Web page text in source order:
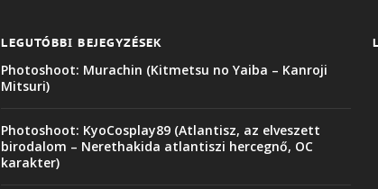
LEGUTÓBBI BEJEGYZÉSEK
Photoshoot: Murachin (Kitmetsu no Yaiba – Kanroji
Mitsuri)
Photoshoot: KyoCosplay89 (Atlantisz, az elveszett
birodalom – Nerethakida atlantiszi hercegnő, OC
karakter)